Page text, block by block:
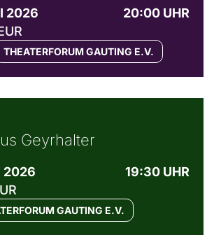
2026
20:00 UHR
THEATERFORUM GAUTING E.V.
Geyrhalter
2026
19:30 UHR
GAUTING E.V.